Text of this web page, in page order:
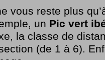
vous reste plus
un Pic vert
la classe de
(de 1 à 6).